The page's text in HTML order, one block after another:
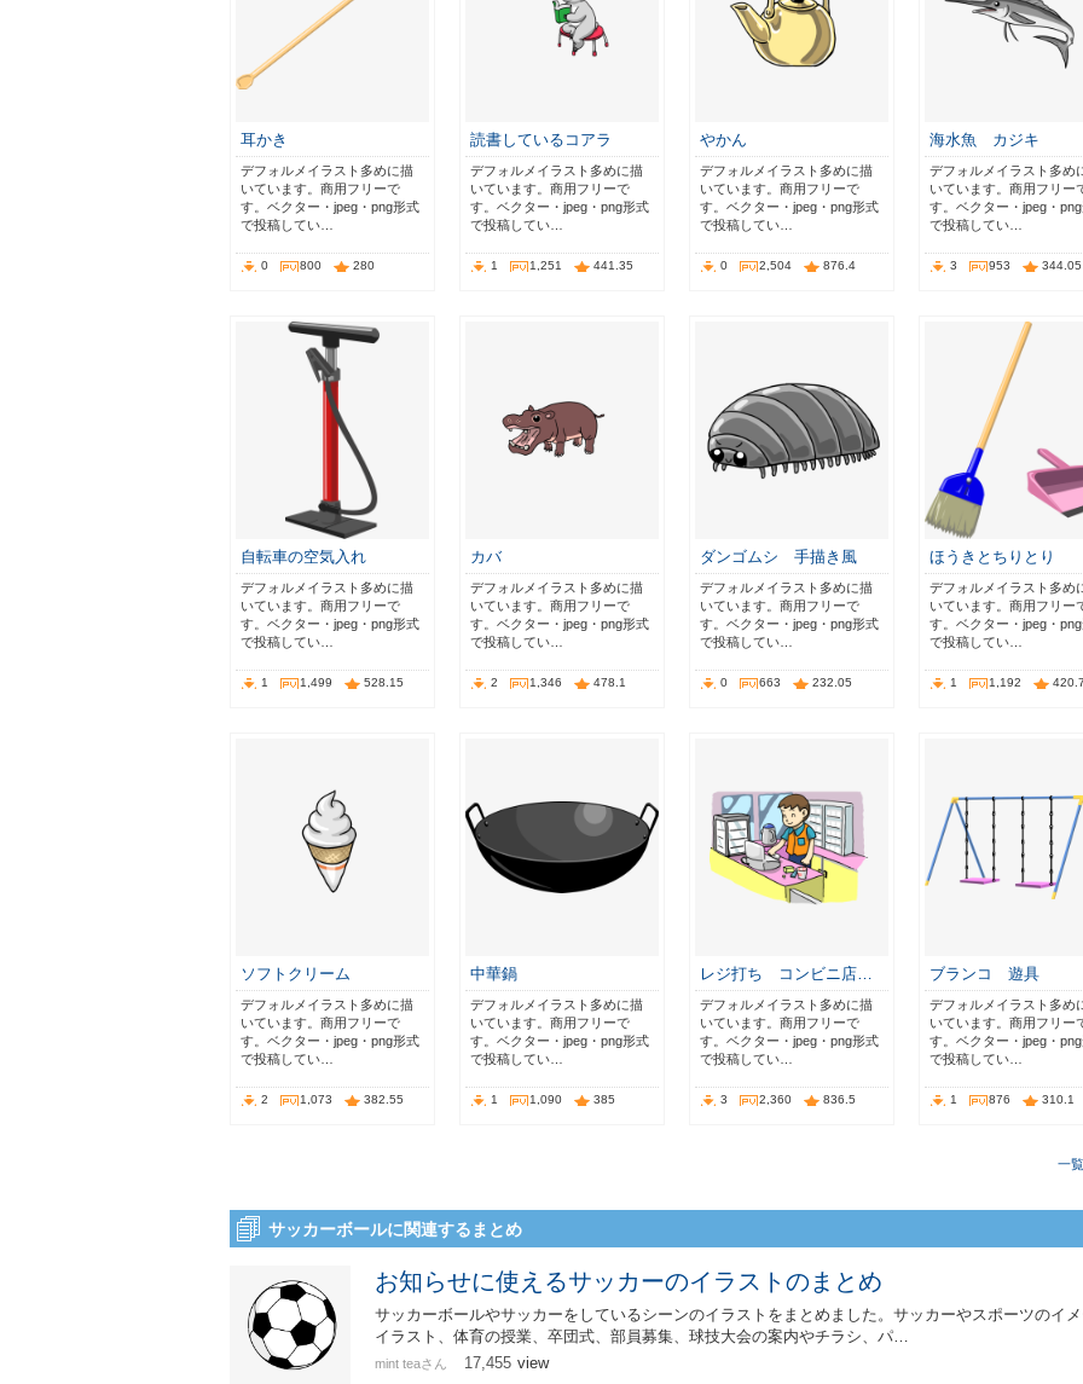
耳かき
デフォルメイラスト多めに描
いています。商用フリーで
す。ベクター・jpeg・png形式
で投稿してい…
0 800 280
読書しているコアラ
デフォルメイラスト多めに描
いています。商用フリーで
す。ベクター・jpeg・png形式
で投稿してい…
1 1,251 441.35
やかん
デフォルメイラスト多めに描
いています。商用フリーで
す。ベクター・jpeg・png形式
で投稿してい…
0 2,504 876.4
海水魚 カジキ
デフォルメイラスト多め
いています。商用フリー
す。ベクター・jpeg・
で投稿してい…
3 953 344.05
自転車の空気入れ
デフォルメイラスト多めに描
いています。商用フリーで
す。ベクター・jpeg・png形式
で投稿してい…
1 1,499 528.15
カバ
デフォルメイラスト多めに描
いています。商用フリーで
す。ベクター・jpeg・png形式
で投稿してい…
2 1,346 478.1
ダンゴムシ 手描き風
デフォルメイラスト多めに描
いています。商用フリーで
す。ベクター・jpeg・png形式
で投稿してい…
0 663 232.05
ほうきとちりとり
デフォルメイラスト多め
いています。商用フリー
す。ベクター・jpeg・
で投稿してい…
1 1,192 420.7
ソフトクリーム
デフォルメイラスト多めに描
いています。商用フリーで
す。ベクター・jpeg・png形式
で投稿してい…
2 1,073 382.55
中華鍋
デフォルメイラスト多めに描
いています。商用フリーで
す。ベクター・jpeg・png形式
で投稿してい…
1 1,090 385
レジ打ち コンビニ店…
デフォルメイラスト多めに描
いています。商用フリーで
す。ベクター・jpeg・png形式
で投稿してい…
3 2,360 836.5
ブランコ 遊具
デフォルメイラスト多め
いています。商用フリー
す。ベクター・jpeg・
で投稿してい…
1 876 310.1
一
サッカーボールに関連するまとめ
お知らせに使えるサッカーのイラストのまとめ
サッカーボールやサッカーをしているシーンのイラストをまとめました。サッカーやスポーツのイ
イラスト、体育の授業、卒団式、部員募集、球技大会の案内やチラシ、パ…
mint teaさん 17,455 view